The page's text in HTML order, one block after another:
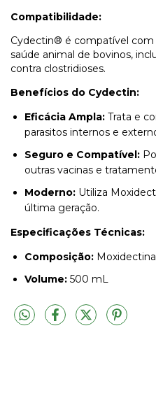
Compatibilidade:
Cydectin® é compatível
saúde animal de bovinos,
contra clostridioses.
Benefícios do Cydectin:
Eficácia Ampla: Trata e
parasitos internos e
Seguro e Compatível:
outras vacinas e
Moderno: Utiliza
última geração.
Especificações Técnicas:
Composição: Moxidectina
Volume: 500 mL